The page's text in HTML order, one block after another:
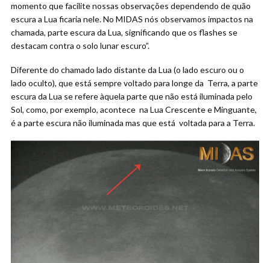
momento que facilite nossas observações dependendo de quão
escura a Lua ficaria nele. No MIDAS nós observamos impactos na
chamada, parte escura da Lua, significando que os flashes se
destacam contra o solo lunar escuro”.
Diferente do chamado lado distante da Lua (o lado escuro ou o
lado oculto), que está sempre voltado para longe da Terra, a parte
escura da Lua se refere àquela parte que não está iluminada pelo
Sol, como, por exemplo, acontece na Lua Crescente e Minguante,
é a parte escura não iluminada mas que está voltada para a Terra.